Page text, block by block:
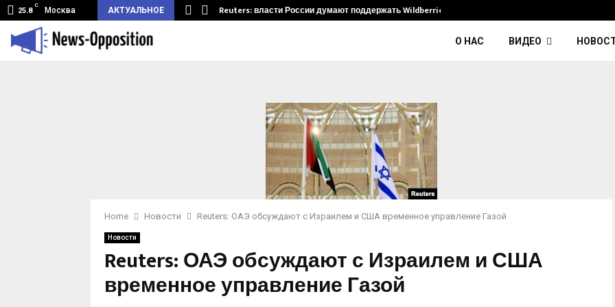
25.8
C
Москва АКТУАЛЬНОЕ
туннель из Беларуси.… Reuters: власти России думают поддержать Wildberries и его…
О НАС ВИДЕО
Home Новости Reuters: ОАЭ обсуждают с Израилем и США временное управление Газой
Новости
Reuters: ОАЭ обсуждают с Израилем и США
временное управление Газой